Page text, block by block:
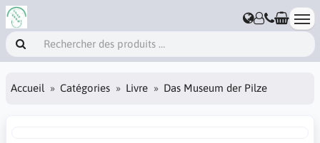
Accueil Catégories Livre Das Museum der Pilze